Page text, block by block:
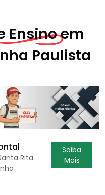
Ensino em
Paulista
Rita.
Saiba
Mais